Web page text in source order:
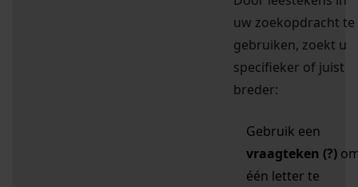
uw zoekopdracht te
gebruiken, zoekt u
specifieker of juist
breder:
Gebruik een
vraagteken (?)
één letter te